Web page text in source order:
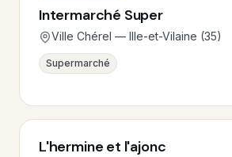
Intermarché Super
Ville Chérel — Ille-et-Vilaine (35)
Supermarché
L'hermine et l'ajonc